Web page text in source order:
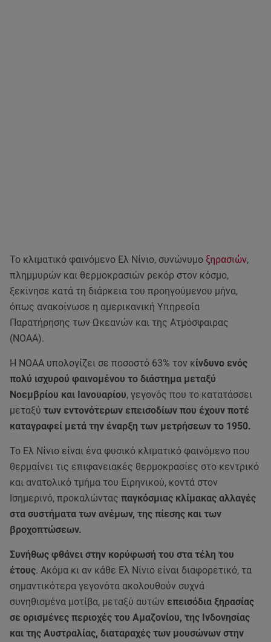
Το κλιματικό φαινόμενο Ελ Νίνιο, συνώνυμο ξηρασιών,
πλημμυρών και θερμοκρασιών ρεκόρ στον κόσμο,
ξεκίνησε κατά τη διάρκεια του προηγούμενου μήνα,
όπως ανακοίνωσε η αμερικανική Υπηρεσία
Παρατήρησης των Ωκεανών και της Ατμόσφαιρας
(NOAA).
Η ΝΟΑΑ υπολογίζει σε ποσοστό 63% τον κίνδυνο ενός
πολύ ισχυρού φαινομένου το διάστημα μεταξύ
Νοεμβρίου και Ιανουαρίου, γεγονός που το κατατάσσει
μεταξύ των εντονότερων επεισοδίων που έχουν ποτέ
καταγραφεί μετά την έναρξη των μετρήσεων το 1950.
Το Ελ Νίνιο είναι ένα φυσικό κλιματικό φαινόμενο που
θερμαίνει τις επιφανειακές θερμοκρασίες στο κεντρικό
και ανατολικό τμήμα του Ειρηνικού, κοντά στον
Ισημερινό, προκαλώντας παγκόσμιας κλίμακας αλλαγές
στα συστήματα των ανέμων, της πίεσης και των
βροχοπτώσεων.
Συνήθως φθάνει στην κορύφωσή του στα τέλη του
έτους. Ακόμα κι αν κάθε Ελ Νίνιο είναι διαφορετικό, τα
σημαντικότερα γεγονότα ακολουθούν συχνά
συνηθισμένα μοτίβα, μεταξύ αυτών επεισόδια ξηρασίας
σε ορισμένες περιοχές του Αμαζονίου, της Ινδονησίας
και της Αυστραλίας, διαταραχές των μουσώνων στην